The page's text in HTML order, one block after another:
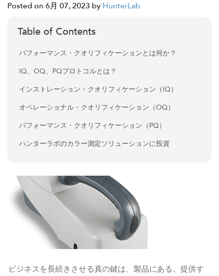
Posted on 6月 07, 2023 by HunterLab
Table of Contents
パフォーマンス・クオリフィケーションとは何か？
IQ、OQ、PQプロトコルとは？
インストレーション・クオリフィケーション（IQ）
オペレーショナル・クオリフィケーション（OQ）
パフォーマンス・クオリフィケーション（PQ）
ハンターラボのカラー測定ソリューションに投資
ビジネスを長続きさせる真の鍵は、製品にある。提供す